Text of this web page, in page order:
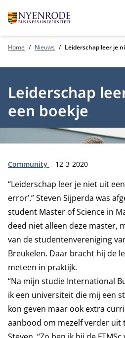
Home Nieuws Leiderschap leer je
Leiderschap
een boekje
Type:
Community Publicatiedatum:
12-3-2020
“Leiderschap leer je niet uit
error’.” Steven Sijperda was
student Master of Science in
deed niet alleen deze master,
van de studentenvereniging
Breukelen. Daar bracht hij de
meteen in praktijk.
“Na mijn studie International
ik een universiteit die mij een
kon geven maar ook extra
aanbood om mezelf verder uit